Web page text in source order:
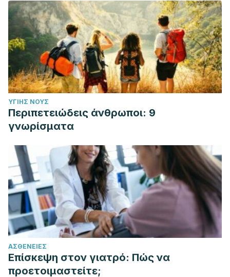
ΥΓΙΉΣ ΝΟΥΣ
Περιπετειώδεις άνθρωποι: 9
γνωρίσματα
ΑΣΘΈΝΕΙΕΣ
Επίσκεψη στον γιατρό: Πώς να
προετοιμαστείτε;